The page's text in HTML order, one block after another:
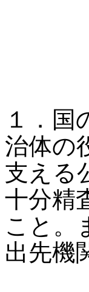
１．国
治体の
支える
十分精
こと。
出先機